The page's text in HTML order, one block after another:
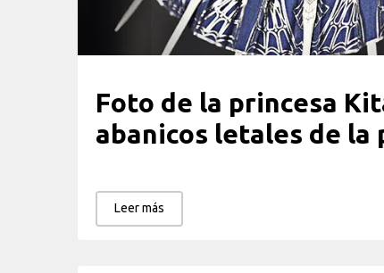
Foto de la princesa
abanicos letales de la
Leer más